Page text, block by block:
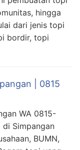
hingga
dari jenis topi
bordir, topi
| 0815
WA 0815-
Simpangan
BUMN,